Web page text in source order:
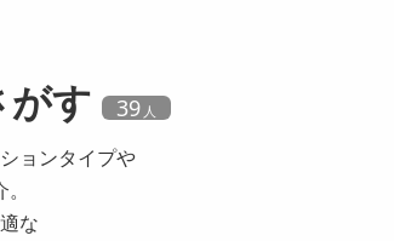
がす 39
ョンタイプや
な